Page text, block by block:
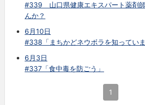
#339 山口県健康エキスパート薬剤
んか？
6月10日
#338「まちかどネウボラを知っていま
6月3日
#337「食中毒を防ごう」
1